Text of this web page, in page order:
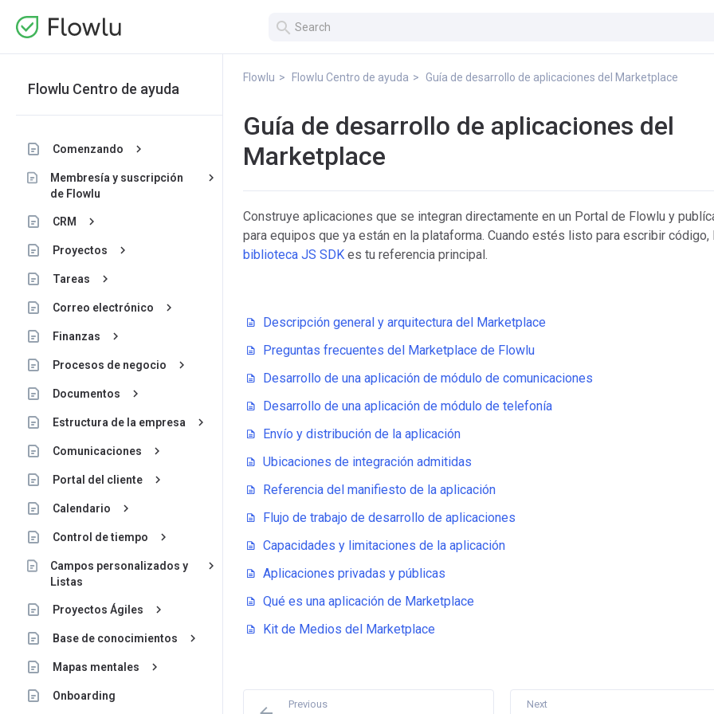
search
Flowlu Centro de ayuda
Comenzando keyboard_arrow_right
Membresía y suscripción
de Flowlu
keyboard_arrow_right
CRM keyboard_arrow_right
Proyectos keyboard_arrow_right
Tareas keyboard_arrow_right
Correo electrónico keyboard_arrow_right
Finanzas keyboard_arrow_right
Procesos de negocio keyboard_arrow_right
Documentos keyboard_arrow_right
Estructura de la empresa keyboard_arrow_right
Comunicaciones keyboard_arrow_right
Portal del cliente keyboard_arrow_right
Calendario keyboard_arrow_right
Control de tiempo keyboard_arrow_right
Campos personalizados y
Listas
keyboard_arrow_right
Proyectos Ágiles keyboard_arrow_right
Base de conocimientos keyboard_arrow_right
Mapas mentales keyboard_arrow_right
Onboarding
Flowlu Flowlu Centro de ayuda Guía de desarrollo de aplicaciones del Marketplace
Guía de desarrollo de aplicaciones del
Marketplace
Construye aplicaciones que se integran directamente en un Portal de Flowlu y
para equipos que ya están en la plataforma. Cuando estés listo para escribir código,
biblioteca JS SDK es tu referencia principal.
Descripción general y arquitectura del Marketplace
Preguntas frecuentes del Marketplace de Flowlu
Desarrollo de una aplicación de módulo de comunicaciones
Desarrollo de una aplicación de módulo de telefonía
Envío y distribución de la aplicación
Ubicaciones de integración admitidas
Referencia del manifiesto de la aplicación
Flujo de trabajo de desarrollo de aplicaciones
Capacidades y limitaciones de la aplicación
Aplicaciones privadas y públicas
Qué es una aplicación de Marketplace
Kit de Medios del Marketplace
Previous Next